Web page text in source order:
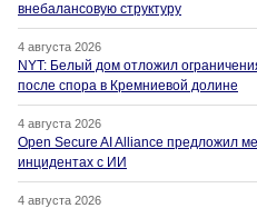
внебалансовую структуру
4 августа 2026
NYT: Белый дом отложил
после спора в Кремниевой долине
4 августа 2026
Open Secure AI Alliance предложил
инцидентах с ИИ
4 августа 2026